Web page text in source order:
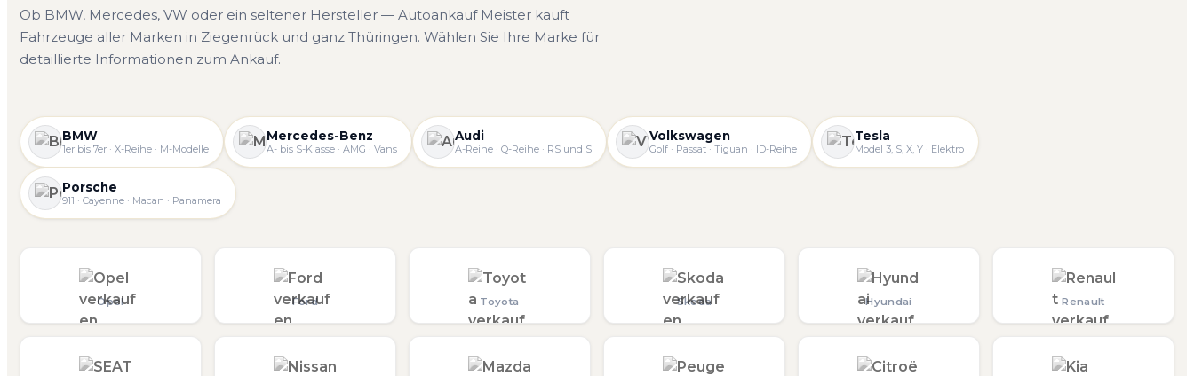
Ob BMW, Mercedes, VW oder ein seltener Hersteller — Autoankauf Meister kauft
Fahrzeuge aller Marken in Ziegenrück und ganz Thüringen. Wählen Sie Ihre Marke für
detaillierte Informationen zum Ankauf.
BMW
1er bis 7er · X-Reihe · M-Modelle
Mercedes-Benz
A- bis S-Klasse · AMG · Vans
Audi
A-Reihe · Q-Reihe · RS und S
Volkswagen
Golf · Passat · Tiguan · ID-Reihe
Tesla
Model 3, S, X, Y · Elektro
Porsche
911 · Cayenne · Macan · Panamera
Opel Ford Toyota Skoda Hyundai Renault